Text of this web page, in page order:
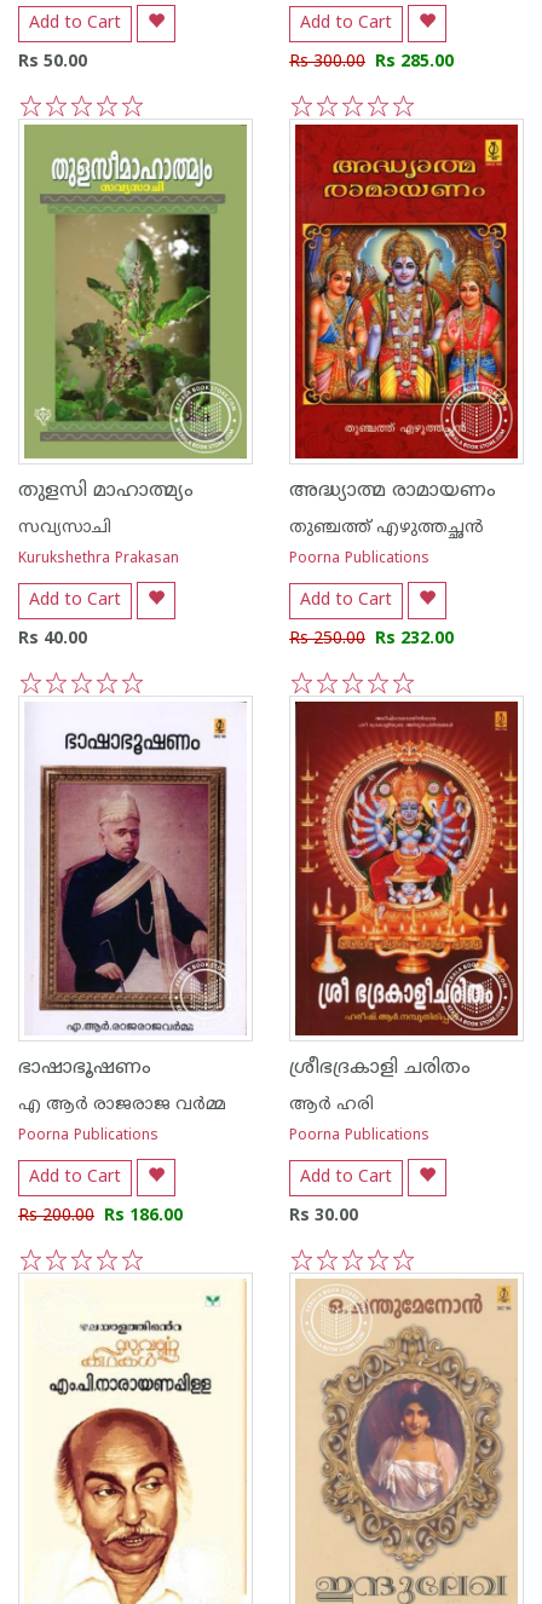
Add to Cart
Rs 50.00
5
4
3
2
1
Add to Cart
Rs 300.00 Rs 285.00
5
4
3
2
1
തുളസി മാഹാത്മ്യം
സവ്യസാചി
Kurukshethra Prakasan
Add to Cart
Rs 40.00
1
അദ്ധ്യാത്മ രാമായണം
തുഞ്ചത്ത് എഴുത്തച്ഛന്‍
Poorna Publications
Add to Cart
Rs 250.00 Rs 232.00
5
4
3
2
1
ഭാഷാഭൂഷണം
എ ആര്‍ രാജരാജ വര്‍മ്മ
Poorna Publications
Add to Cart
Rs 200.00 Rs 186.00
5
4
3
2
1
ശ്രീഭദ്രകാളി ചരിതം
ആര്‍ ഹരി
Poorna Publications
Add to Cart
Rs 30.00
5
4
3
2
1